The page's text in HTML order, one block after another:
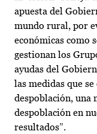
apuesta del
mundo rural, por
económicas como
gestionan los
ayudas del
las medidas que
despoblación, una
despoblación en
resultados”.